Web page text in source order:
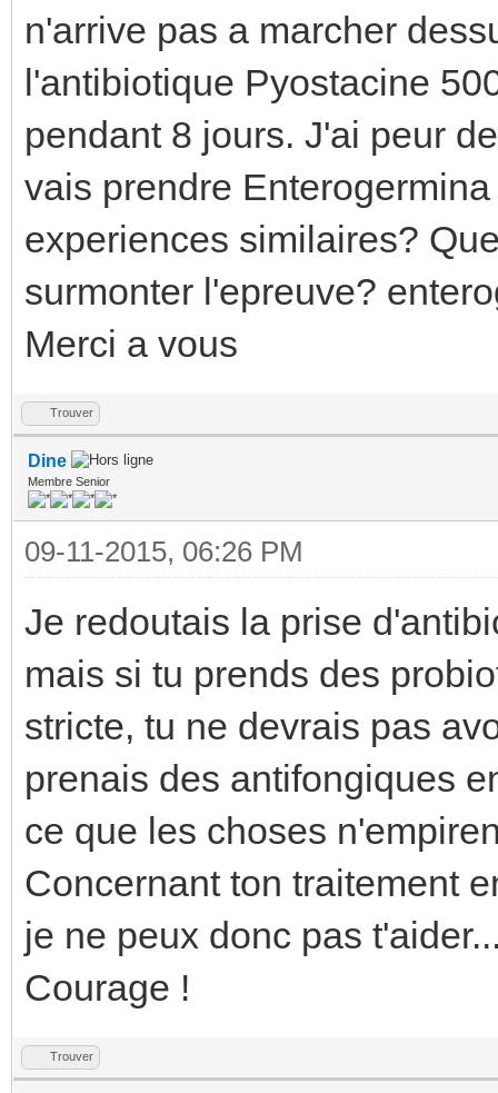
n'arrive pas a marcher
l'antibiotique Pyostacine
pendant 8 jours. J'ai peur
vais prendre
experiences similaires?
surmonter l'epreuve?
Merci a vous
Trouver
Dine
Membre Senior
09-11-2015, 06:26 PM
Je redoutais la prise
mais si tu prends des
stricte, tu ne devrais pas
prenais des antifongiques
ce que les choses
Concernant ton traitement
je ne peux donc pas
Courage !
Trouver